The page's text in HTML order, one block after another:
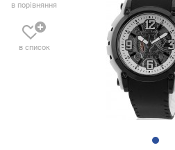
в порівняння
в список